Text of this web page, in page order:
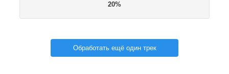
20%
Обработать ещё один трек